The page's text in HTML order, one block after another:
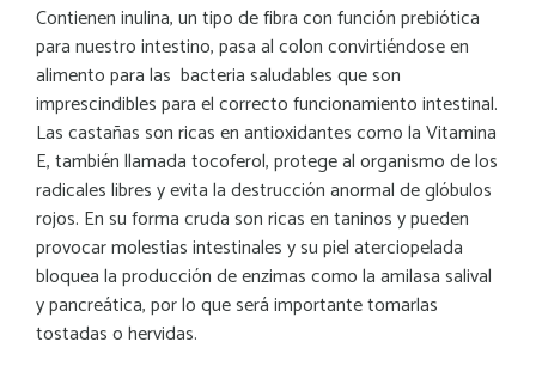
Contienen inulina, un tipo de fibra con función prebiótica
para nuestro intestino, pasa al colon convirtiéndose en
alimento para las bacteria saludables que son
imprescindibles para el correcto funcionamiento intestinal.
Las castañas son ricas en antioxidantes como la Vitamina
E, también llamada tocoferol, protege al organismo de los
radicales libres y evita la destrucción anormal de glóbulos
rojos. En su forma cruda son ricas en taninos y pueden
provocar molestias intestinales y su piel aterciopelada
bloquea la producción de enzimas como la amilasa salival
y pancreática, por lo que será importante tomarlas
tostadas o hervidas.